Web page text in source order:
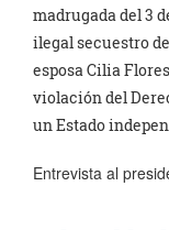
madrugada del 3
ilegal secuestro
esposa Cilia
violación del
un Estado
Entrevista al